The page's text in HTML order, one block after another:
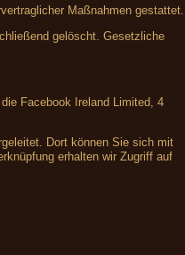
Maßnahmen gestattet.
gelöscht. Gesetzliche
Facebook Ireland Limited, 4
Dort können Sie sich mit
erhalten wir Zugriff auf